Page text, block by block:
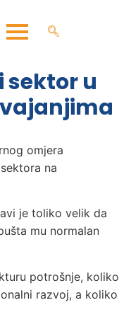
sektor u
omjera
na
je toliko velik da
mu normalan
potrošnje, koliko
razvoj, a koliko